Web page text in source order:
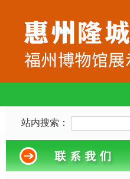
站内搜索：